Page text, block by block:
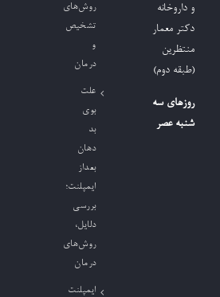
و داروخانه
دکتر معمار
منتظرین
(طبقه دوم)
روزهای سه
شنبه عصر
روش‌های
تشخیص
و
درمان
علت
بوی
بد
دهان
بعداز
ایمپلنت؛
بررسی
دلایل،
روش‌های
درمان
ایمپلنت